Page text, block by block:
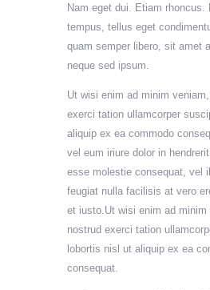
Nam eget dui. Etiam rhoncus.
tempus, tellus eget
quam semper libero, sit amet
neque sed ipsum.
Ut wisi enim ad minim
exerci tation ullamcorper
aliquip ex ea commodo
vel eum iriure dolor in
esse molestie consequat, vel
feugiat nulla facilisis at vero
et iusto.Ut wisi enim ad minim
nostrud exerci tation
lobortis nisl ut aliquip ex ea
consequat.